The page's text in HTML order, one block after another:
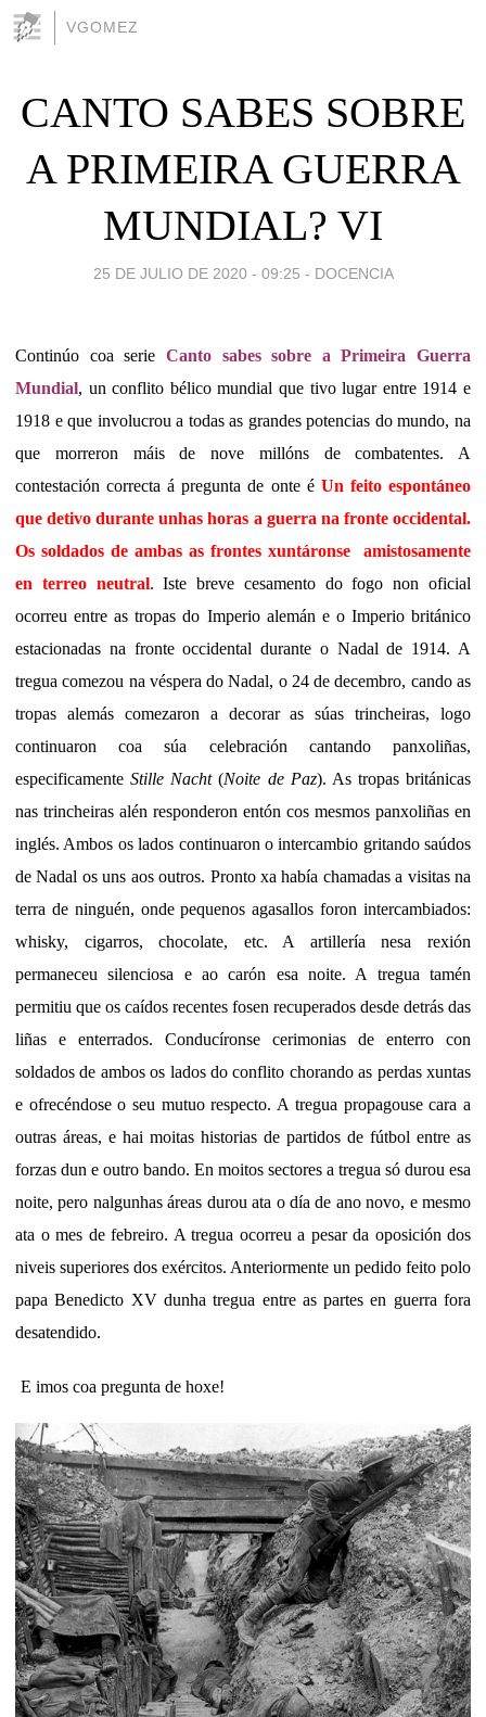
VGOMEZ
CANTO SABES SOBRE
A PRIMEIRA GUERRA
MUNDIAL? VI
25 DE JULIO DE 2020 - 09:25 - DOCENCIA
Continúo coa serie Canto sabes sobre a Primeira Guerra
Mundial, un conflito bélico mundial que tivo lugar entre 1914 e
1918 e que involucrou a todas as grandes potencias do mundo, na
que morreron máis de nove millóns de combatentes. A
contestación correcta á pregunta de onte é Un feito espontáneo
que detivo durante unhas horas a guerra na fronte occidental.
Os soldados de ambas as frontes xuntáronse amistosamente
en terreo neutral. Iste breve cesamento do fogo non oficial
ocorreu entre as tropas do Imperio alemán e o Imperio británico
estacionadas na fronte occidental durante o Nadal de 1914. A
tregua comezou na véspera do Nadal, o 24 de decembro, cando as
tropas alemás comezaron a decorar as súas trincheiras, logo
continuaron coa súa celebración cantando panxoliñas,
especificamenteStille Nacht(Noite de Paz). As tropas británicas
nas trincheiras alén responderon entón cos mesmos panxoliñas en
inglés. Ambos os lados continuaron o intercambio gritando saúdos
de Nadal os uns aos outros. Pronto xa había chamadas a visitas na
terra de ninguén, onde pequenos agasallos foron intercambiados:
whisky, cigarros, chocolate, etc. A artillería nesa rexión
permaneceu silenciosa e ao carón esa noite. A tregua tamén
permitiu que os caídos recentes fosen recuperados desde detrás das
liñas e enterrados. Conducíronse cerimonias de enterro con
soldados de ambos os lados do conflito chorando as perdas xuntas
e ofrecéndose o seu mutuo respecto. A tregua propagouse cara a
outras áreas, e hai moitas historias de partidos de fútbol entre as
forzas dun e outro bando. En moitos sectores a tregua só durou esa
noite, pero nalgunhas áreas durou ata o día de ano novo, e mesmo
ata o mes de febreiro. A tregua ocorreu a pesar da oposición dos
niveis superiores dos exércitos. Anteriormente un pedido feito polo
papa Benedicto XV dunha tregua entre as partes en guerra fora
desatendido.
E imos coa pregunta de hoxe!